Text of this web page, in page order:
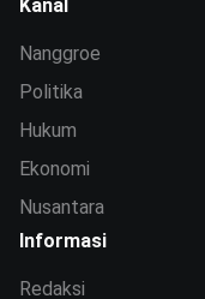
Kanal
Nanggroe
Politika
Hukum
Ekonomi
Nusantara
Informasi
Redaksi